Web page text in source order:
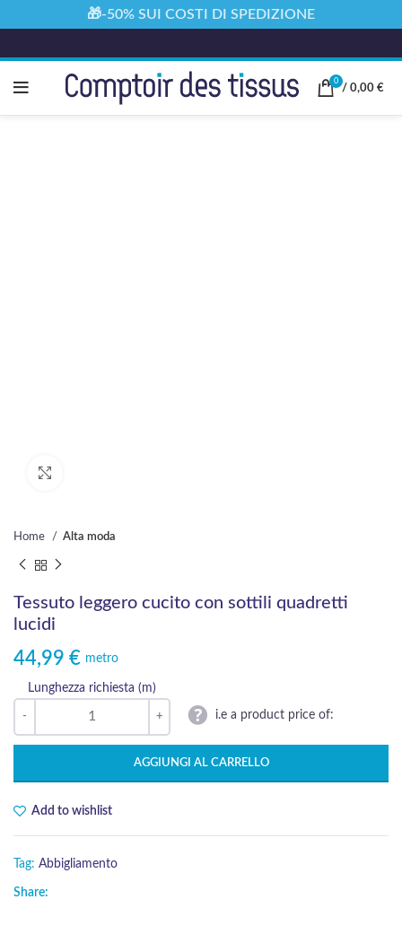
0
/ 0,00 €
Home Alta moda
Tessuto leggero cucito con sottili quadretti
lucidi
44,99 € metro
Lunghezza richiesta (m)
i.e a product price of:
AGGIUNGI AL CARRELLO
Add to wishlist
Tag: Abbigliamento
Share:
🎁-50% SUI COSTI DI SPEDIZIONE